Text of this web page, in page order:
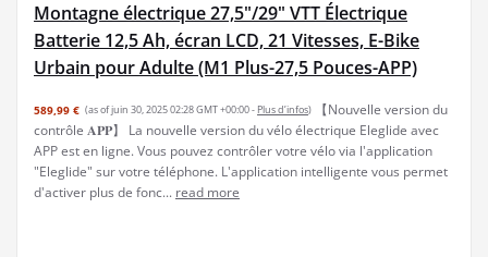
Montagne électrique 27,5"/29" VTT Électrique
Batterie 12,5 Ah, écran LCD, 21 Vitesses, E-Bike
Urbain pour Adulte (M1 Plus-27,5 Pouces-APP)
589,99 € (as of juin 30, 2025 02:28 GMT +00:00 - Plus d’infos)
【Nouvelle version du
contrôle 𝐀𝐏𝐏】 La nouvelle version du vélo électrique Eleglide avec
APP est en ligne. Vous pouvez contrôler votre vélo via l'application
"Eleglide" sur votre téléphone. L'application intelligente vous permet
d'activer plus de fonc... read more